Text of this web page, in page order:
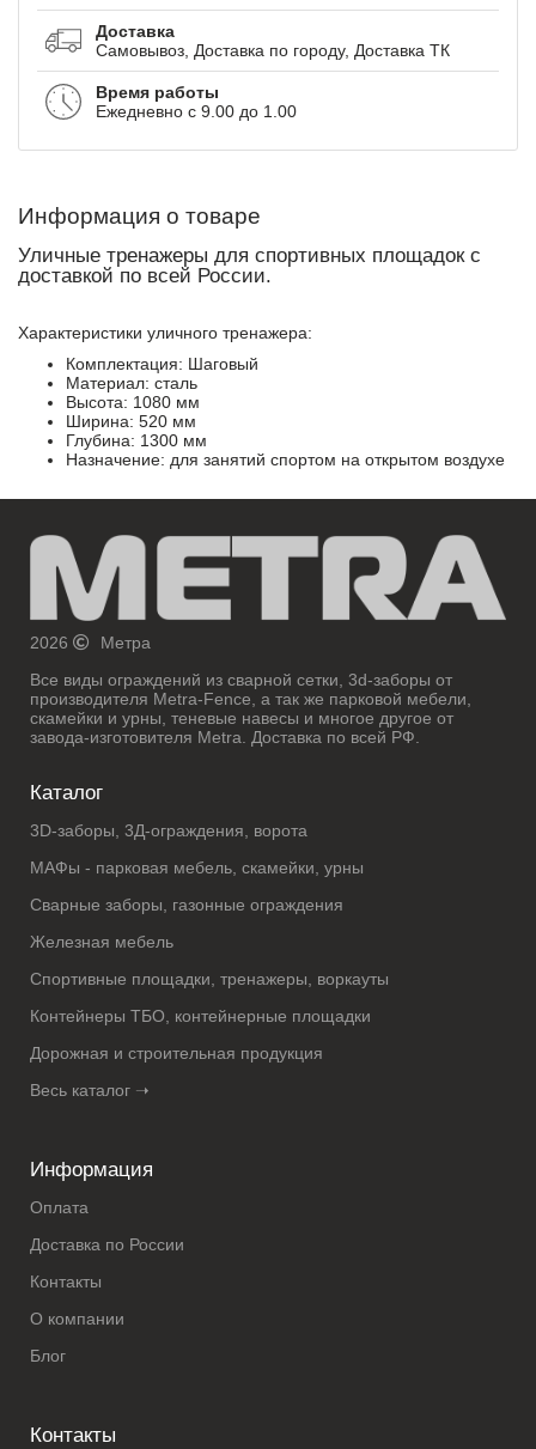
Доставка
Самовывоз, Доставка по городу, Доставка ТК
Время работы
Ежедневно с 9.00 до 1.00
Информация о товаре
Уличные тренажеры для спортивных площадок с
доставкой по всей России.
Характеристики уличного тренажера:
Комплектация: Шаговый
Материал: сталь
Высота: 1080 мм
Ширина: 520 мм
Глубина: 1300 мм
Назначение: для занятий спортом на открытом воздухе
2026
Метра
Все виды ограждений из сварной сетки, 3d-заборы от
производителя Metra-Fence, а так же парковой мебели,
скамейки и урны, теневые навесы и многое другое от
завода-изготовителя Metra. Доставка по всей РФ.
Каталог
3D-заборы, 3Д-ограждения, ворота
МАФы - парковая мебель, скамейки, урны
Сварные заборы, газонные ограждения
Железная мебель
Спортивные площадки, тренажеры, воркауты
Контейнеры ТБО, контейнерные площадки
Дорожная и строительная продукция
Весь каталог ➝
Информация
Оплата
Доставка по России
Контакты
О компании
Блог
Контакты